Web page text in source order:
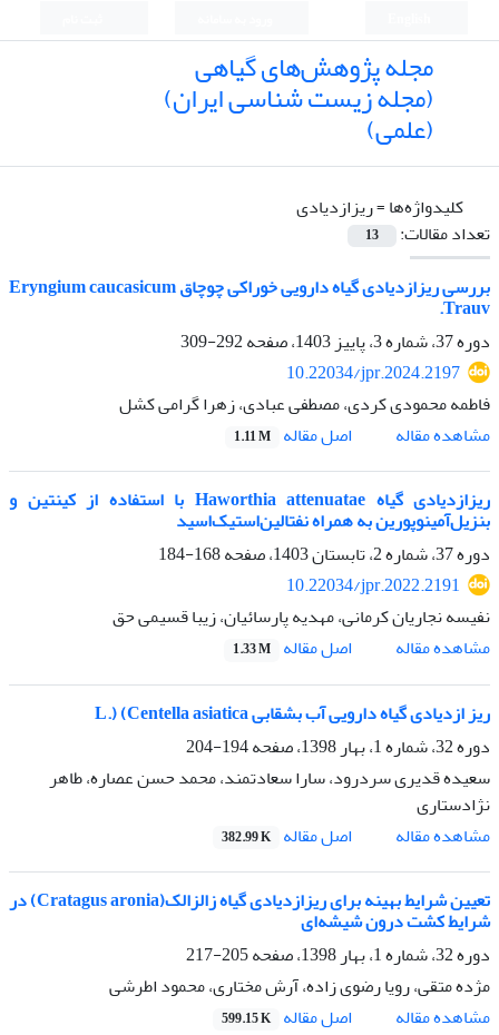
مجله پژوهش‌های گیاهی
(مجله زیست شناسی ایران)
(علمی)
کلیدواژه‌ها =ریزازدیادی
تعداد مقالات:
13
بررسی ریزازدیادی گیاه دارویی خوراکی چوچاق Eryngium caucasicum
Trauv.
دوره 37، شماره 3، پاییز 1403، صفحه
292-309
10.22034/jpr.2024.2197
فاطمه محمودی کردی، مصطفی عبادی، زهرا گرامی کشل
مشاهده مقاله
اصل مقاله 1.11 M
ریزازدیادی گیاه Haworthia attenuatae با استفاده از کینتین و
بنزیل‌آمینوپورین به همراه نفتالین‌استیک‌اسید
دوره 37، شماره 2، تابستان 1403، صفحه
168-184
10.22034/jpr.2022.2191
نفیسه نجاریان کرمانی، مهدیه پارسائیان، زیبا قسیمی حق
مشاهده مقاله
اصل مقاله 1.33 M
ریز ازدیادی گیاه دارویی آب بشقابی L.) (Centella asiatica
دوره 32، شماره 1، بهار 1398، صفحه
194-204
سعیده قدیری سردرود، سارا سعادتمند، محمد حسن عصاره، طاهر
نژادستاری
مشاهده مقاله
اصل مقاله 382.99 K
تعیین شرایط بهینه برای ریزازدیادی گیاه زالزالک(Cratagus aronia) در
شرایط کشت درون شیشه‌ای
دوره 32، شماره 1، بهار 1398، صفحه
205-217
مژده متقی، رویا رضوی زاده، آرش مختاری، محمود اطرشی
مشاهده مقاله
اصل مقاله 599.15 K